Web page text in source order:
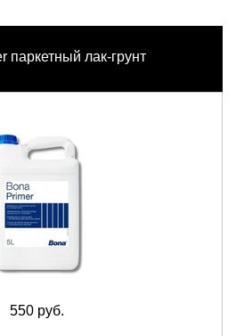
паркетный лак-грунт
550 руб.